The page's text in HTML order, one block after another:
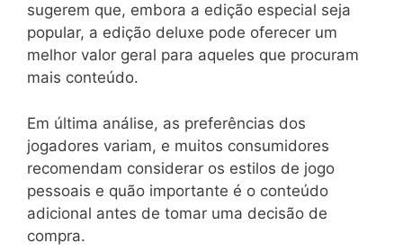
sugerem que, embora a edição especial seja
popular, a edição deluxe pode oferecer um
melhor valor geral para aqueles que procuram
mais conteúdo.
Em última análise, as preferências dos
jogadores variam, e muitos consumidores
recomendam considerar os estilos de jogo
pessoais e quão importante é o conteúdo
adicional antes de tomar uma decisão de
compra.